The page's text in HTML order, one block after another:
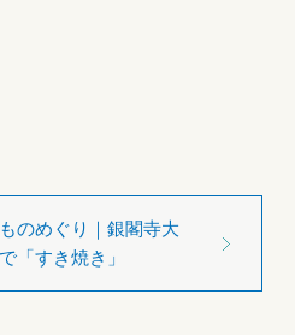
のめぐり｜銀閣寺大
「すき焼き」